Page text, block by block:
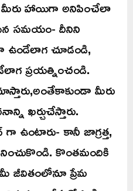
మీరు హాయిగా అనిపించేలా
సమయం- దీనిని
ఉండేలాగ చూడండి,
ప్రయత్నించండి.
మీరు
ఖర్చుచేస్తారు.
ఉంటారు- కానీ జాగ్రత్త,
కొంతమందికి
మీ జీవితంలోనూ ప్రేమ